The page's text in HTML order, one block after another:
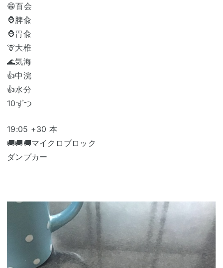
😁百会
🦍脾兪
🦍胃兪
🦒大椎
🌊気海
👍中浣
👍水分
10ずつ
19:05 +30 本
🚚🚚🚚マイクロブロック
ダンプカー